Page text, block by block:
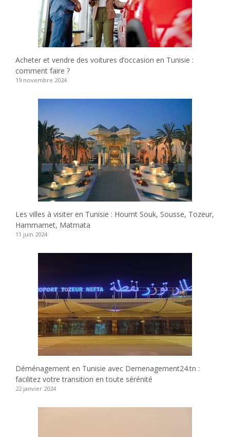
Acheter et vendre des voitures d’occasion en Tunisie :
comment faire ?
19 novembre 2024
Les villes à visiter en Tunisie : Houmt Souk, Sousse, Tozeur,
Hammamet, Matmata
11 juin 2024
Déménagement en Tunisie avec Demenagement24.tn :
facilitez votre transition en toute sérénité
22 janvier 2024